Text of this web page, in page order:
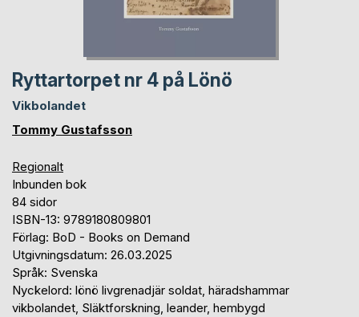
Ryttartorpet nr 4 på Lönö
Vikbolandet
Tommy Gustafsson
Regionalt
Inbunden bok
84 sidor
ISBN-13: 9789180809801
Förlag: BoD - Books on Demand
Utgivningsdatum: 26.03.2025
Språk: Svenska
Nyckelord: lönö livgrenadjär soldat, häradshammar
vikbolandet, Släktforskning, leander, hembygd